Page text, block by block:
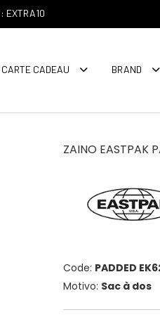
EXTRA10
CARTE CADEAU BRAND
ZAINO EASTPAK
Code: PADDED
Motivo: Sac à dos